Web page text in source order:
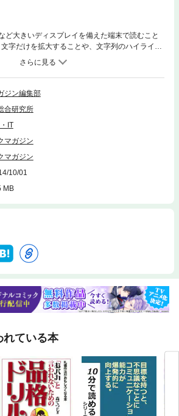
ど大きいディスプレイを備えた端末で読むこと
字だけを拡大することや、文字列のハイライ
用などの機能が使用できません。（※『ネット
月号』を基に制作しています。復刻版のため誌面
、プレゼント企画などは出版当時のものです。
ません。）創刊号の2000年12月号から最終号
ガジン』が電子書籍で復刻！ 2003年9月号
！プロトコル基礎知識」「ネットワーク管理を
ジン編集部
合研究所
IT
マガジン
マガジン
10/01
MB
れている本